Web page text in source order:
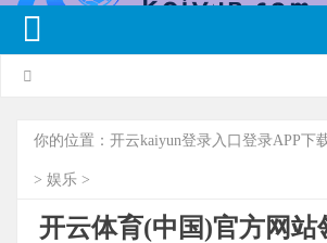
你的位置： 开云kaiyun登录入口登录APP下
> 娱乐 >
开云体育(中国)官方网站